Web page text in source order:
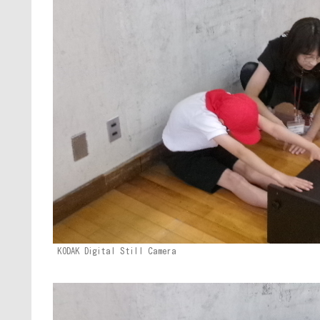
KODAK Digital Still Camera